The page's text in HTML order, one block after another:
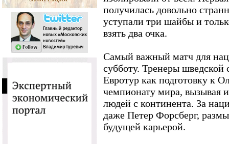
получилась довольно
уступали три шайбы и
взять два очка.
Самый важный матч для
субботу. Тренеры шведской
Евротур как подготовку к
чемпионату мира, вызывая
людей с континента. За
даже Петер Форсберг,
будущей карьерой.